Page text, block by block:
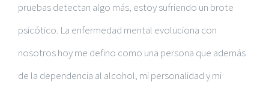
pruebas detectan algo más, estoy sufriendo un brote
psicótico. La enfermedad mental evoluciona con
nosotros hoy me defino como una persona que además
de la dependencia al alcohol, mi personalidad y mi